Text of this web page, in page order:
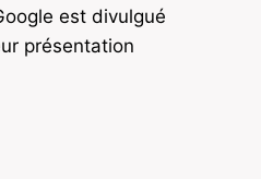
est divulgué
présentation